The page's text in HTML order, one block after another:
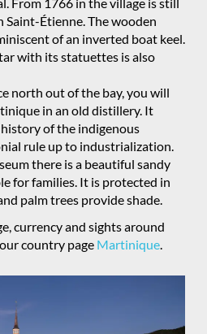
From 1766 in the village is still
Saint-Étienne. The wooden
of an inverted boat keel.
with its statuettes is also
north out of the bay, you will
in an old distillery. It
of the indigenous
rule up to industrialization.
there is a beautiful sandy
for families. It is protected in
palm trees provide shade.
currency and sights around
country page Martinique.